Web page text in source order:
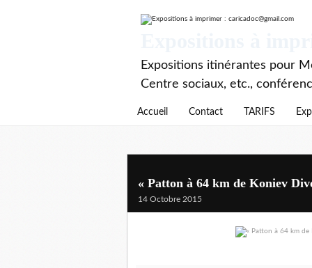
Expositions itinérantes pour
Centre sociaux, etc.,
Accueil Contact TARIFS
« Patton à 64 km de Koniev
14 Octobre 2015